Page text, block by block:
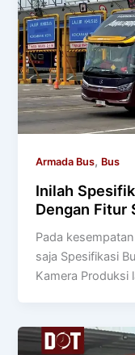
Armada Bus, Bus
Inilah
Dengan Fitur
Pada
saja Spesifikasi
Kamera Produksi